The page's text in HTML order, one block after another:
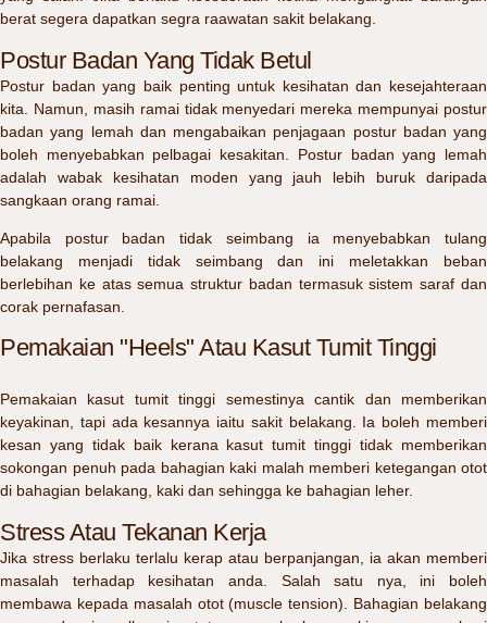
berat segera dapatkan segra raawatan sakit belakang.
Postur Badan Yang Tidak Betul
Postur badan yang baik penting untuk kesihatan dan kesejahteraan
kita. Namun, masih ramai tidak menyedari mereka mempunyai postur
badan yang lemah dan mengabaikan penjagaan postur badan yang
boleh menyebabkan pelbagai kesakitan. Postur badan yang lemah
adalah wabak kesihatan moden yang jauh lebih buruk daripada
sangkaan orang ramai.
Apabila postur badan tidak seimbang ia menyebabkan tulang
belakang menjadi tidak seimbang dan ini meletakkan beban
berlebihan ke atas semua struktur badan termasuk sistem saraf dan
corak pernafasan.
Pemakaian "Heels" Atau Kasut Tumit Tinggi
Pemakaian kasut tumit tinggi semestinya cantik dan memberikan
keyakinan, tapi ada kesannya iaitu sakit belakang. Ia boleh memberi
kesan yang tidak baik kerana kasut tumit tinggi tidak memberikan
sokongan penuh pada bahagian kaki malah memberi ketegangan otot
di bahagian belakang, kaki dan sehingga ke bahagian leher.
Stress Atau Tekanan Kerja
Jika stress berlaku terlalu kerap atau berpanjangan, ia akan memberi
masalah terhadap kesihatan anda. Salah satu nya, ini boleh
membawa kepada masalah otot (muscle tension). Bahagian belakang